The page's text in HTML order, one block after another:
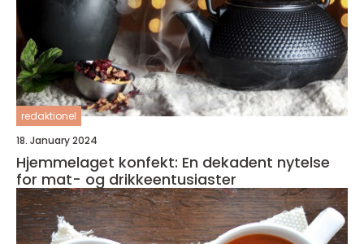
redaktionel
18. January 2024
Hjemmelaget konfekt: En dekadent nytelse
for mat- og drikkeentusiaster